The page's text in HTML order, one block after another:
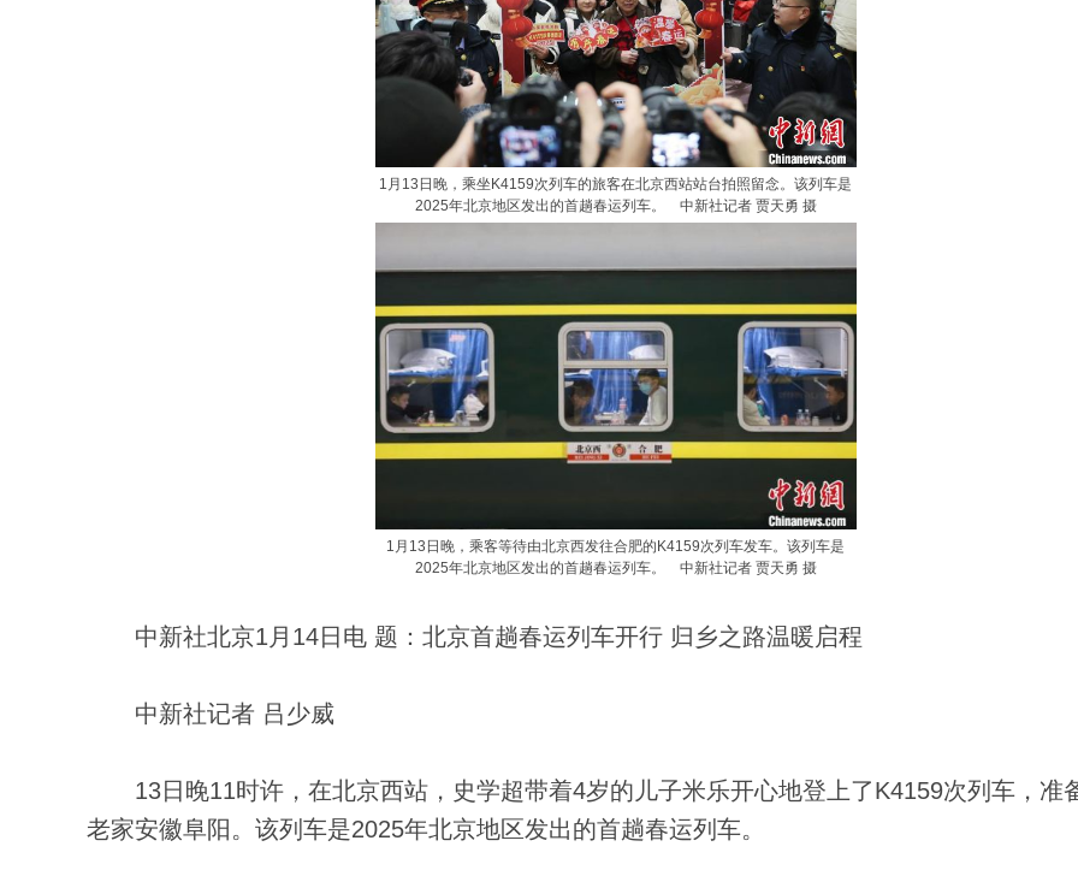
1月13日晚，乘坐K4159次列车的旅客在北京西站站台拍照留念。该列车是
2025年北京地区发出的首趟春运列车。 中新社记者 贾天勇 摄
1月13日晚，乘客等待由北京西发往合肥的K4159次列车发车。该列车是
2025年北京地区发出的首趟春运列车。 中新社记者 贾天勇 摄
中新社北京1月14日电 题：北京首趟春运列车开行 归乡之路温暖启程
中新社记者 吕少威
13日晚11时许，在北京西站，史学超带着4岁的儿子米乐开心地登上了K4159次列车，准
老家安徽阜阳。该列车是2025年北京地区发出的首趟春运列车。